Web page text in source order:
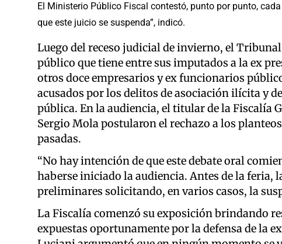
El Ministerio Público Fiscal contestó, punto por punto,
que este juicio se suspenda”, indicó.
Luego del receso judicial de invierno, el
público que tiene entre sus imputados a la ex
otros doce empresarios y ex funcionarios
acusados por los delitos de asociación ilícita y
pública. En la audiencia, el titular de la Fiscalía
Sergio Mola postularon el rechazo a los
pasadas.
“No hay intención de que este debate oral
haberse iniciado la audiencia. Antes de la feria,
preliminares solicitando, en varios casos, la
La Fiscalía comenzó su exposición brindando
expuestas oportunamente por la defensa de la